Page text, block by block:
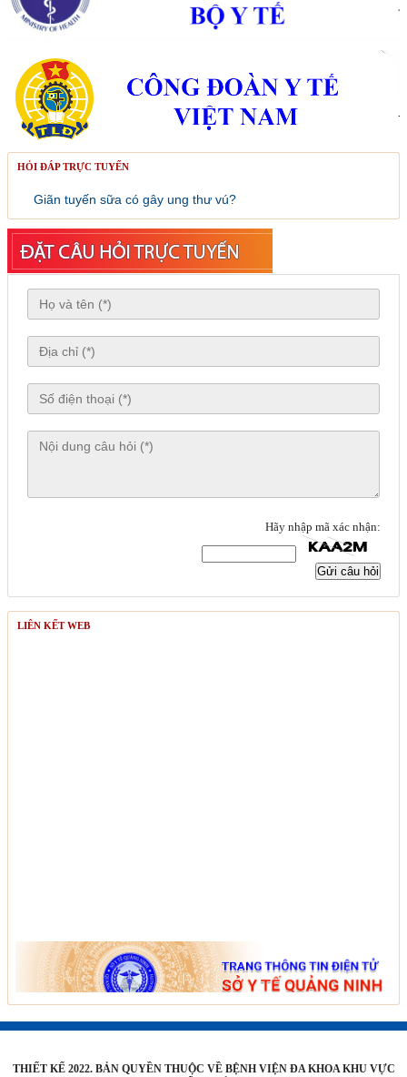
HỎI ĐÁP TRỰC TUYẾN
Giãn tuyến sữa có gây ung thư vú?
Hãy nhập mã xác nhận:
Gửi câu hỏi
LIÊN KẾT WEB
THIẾT KẾ 2022. BẢN QUYỀN THUỘC VỀ BỆNH VIỆN ĐA KHOA KHU VỰC